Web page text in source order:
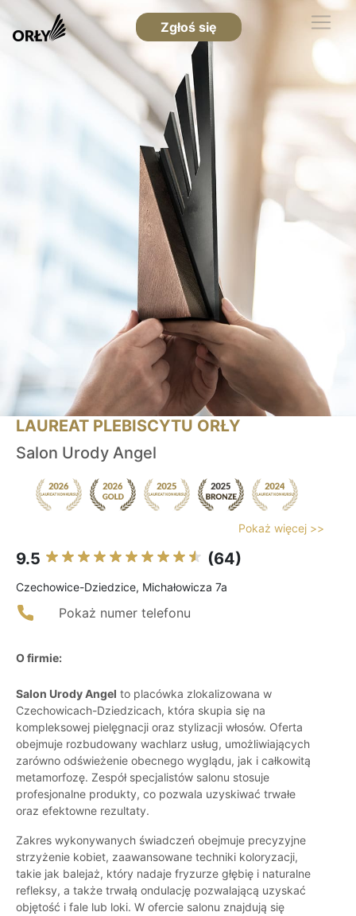
Zgłoś się
LAUREAT PLEBISCYTU ORŁY
Salon Urody Angel
Pokaż więcej >>
9.5 (64)
Czechowice-Dziedzice, Michałowicza 7a
Pokaż numer telefonu
O firmie:
Salon Urody Angel to placówka zlokalizowana w
Czechowicach-Dziedzicach, która skupia się na
kompleksowej pielęgnacji oraz stylizacji włosów. Oferta
obejmuje rozbudowany wachlarz usług, umożliwiających
zarówno odświeżenie obecnego wyglądu, jak i całkowitą
metamorfozę. Zespół specjalistów salonu stosuje
profesjonalne produkty, co pozwala uzyskiwać trwałe
oraz efektowne rezultaty.
Zakres wykonywanych świadczeń obejmuje precyzyjne
strzyżenie kobiet, zaawansowane techniki koloryzacji,
takie jak balejaż, który nadaje fryzurze głębię i naturalne
refleksy, a także trwałą ondulację pozwalającą uzyskać
objętość i fale lub loki. W ofercie salonu znajdują się